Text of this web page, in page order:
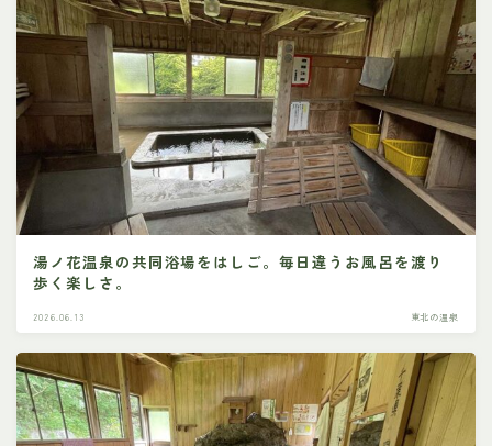
湯ノ花温泉の共同浴場をはしご。毎日違うお風呂を渡り
歩く楽しさ。
2026.06.13 東北の温泉